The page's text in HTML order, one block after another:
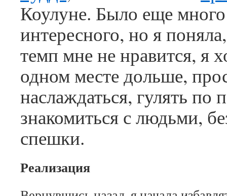
Коулуне. Было еще
интересного, но я
темп мне не нравится, я
одном месте дольше,
наслаждаться, гулять по
знакомиться с людьми,
спешки.
Реализация